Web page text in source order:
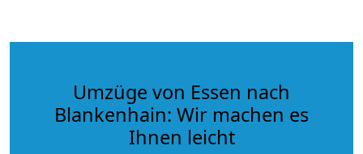
Umzüge von Essen nach
Blankenhain: Wir machen es
Ihnen leicht